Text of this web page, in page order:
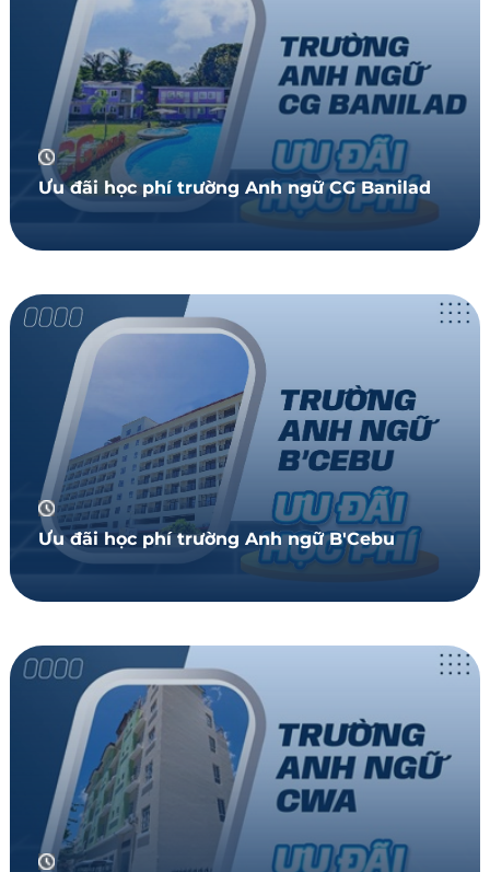
Ưu đãi học phí trường Anh ngữ CG Banilad
Ưu đãi học phí trường Anh ngữ B'Cebu